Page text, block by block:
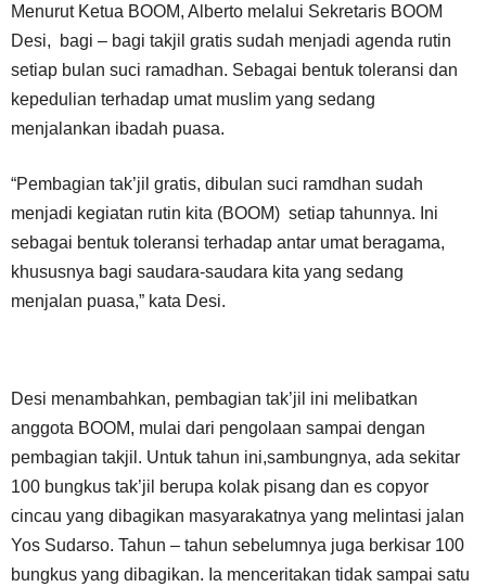
Menurut Ketua BOOM, Alberto melalui Sekretaris BOOM
Desi, bagi – bagi takjil gratis sudah menjadi agenda rutin
setiap bulan suci ramadhan. Sebagai bentuk toleransi dan
kepedulian terhadap umat muslim yang sedang
menjalankan ibadah puasa.
“Pembagian tak’jil gratis, dibulan suci ramdhan sudah
menjadi kegiatan rutin kita (BOOM) setiap tahunnya. Ini
sebagai bentuk toleransi terhadap antar umat beragama,
khususnya bagi saudara-saudara kita yang sedang
menjalan puasa,” kata Desi.
Desi menambahkan, pembagian tak’jil ini melibatkan
anggota BOOM, mulai dari pengolaan sampai dengan
pembagian takjil. Untuk tahun ini,sambungnya, ada sekitar
100 bungkus tak’jil berupa kolak pisang dan es copyor
cincau yang dibagikan masyarakatnya yang melintasi jalan
Yos Sudarso. Tahun – tahun sebelumnya juga berkisar 100
bungkus yang dibagikan. Ia menceritakan tidak sampai satu